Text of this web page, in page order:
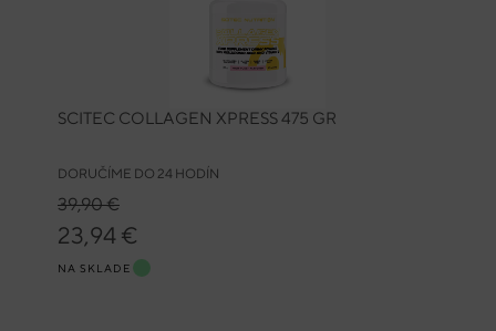
SCITEC COLLAGEN XPRESS 475 GR
DORUČÍME DO 24 HODÍN
39,90 €
23,94 €
NA SKLADE